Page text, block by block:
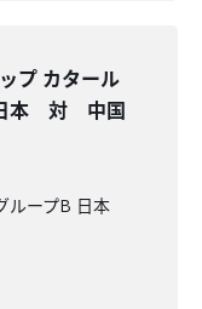
プ カタール
本 対 中国
ループB 日本